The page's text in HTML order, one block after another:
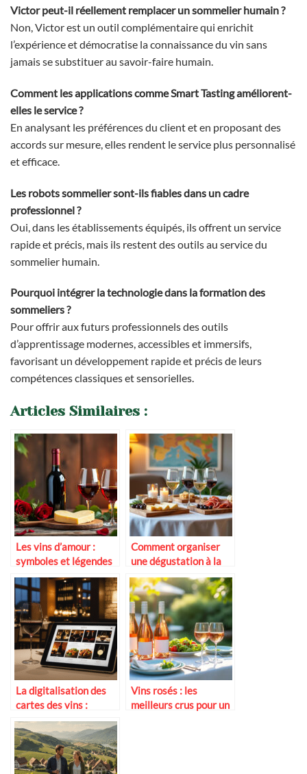
Victor peut-il réellement remplacer un sommelier humain ?
Non, Victor est un outil complémentaire qui enrichit
l’expérience et démocratise la connaissance du vin sans
jamais se substituer au savoir-faire humain.
Comment les applications comme Smart Tasting améliorent-
elles le service ?
En analysant les préférences du client et en proposant des
accords sur mesure, elles rendent le service plus personnalisé
et efficace.
Les robots sommelier sont-ils fiables dans un cadre
professionnel ?
Oui, dans les établissements équipés, ils offrent un service
rapide et précis, mais ils restent des outils au service du
sommelier humain.
Pourquoi intégrer la technologie dans la formation des
sommeliers ?
Pour offrir aux futurs professionnels des outils
d’apprentissage modernes, accessibles et immersifs,
favorisant un développement rapide et précis de leurs
compétences classiques et sensorielles.
Articles Similaires :
Les vins d’amour :
symboles et légendes
Comment organiser
une dégustation à la
maison
La digitalisation des
cartes des vins :
exemples inspirants
Vins rosés : les
meilleurs crus pour un